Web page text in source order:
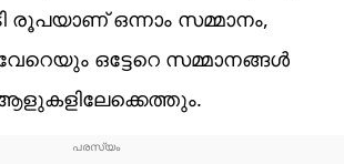
രൂപയാണ് ഒന്നാം സമ്മാനം,
ഒട്ടേറെ സമ്മാനങ്ങള്‍
ആളുകളിലേക്കെത്തും.